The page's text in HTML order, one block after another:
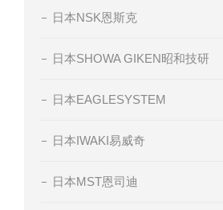
日本NSK恩斯克
日本SHOWA GIKEN昭和技研
日本EAGLESYSTEM
日本IWAKI易威奇
日本MST恩司迪